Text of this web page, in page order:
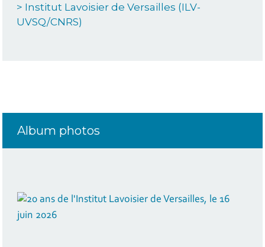
> Institut Lavoisier de Versailles (ILV-
UVSQ/CNRS)
Album photos